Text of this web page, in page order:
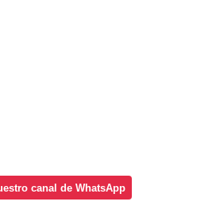
canal de WhatsApp